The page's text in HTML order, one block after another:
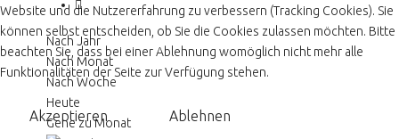
Nach Jahr
Nach Monat
Nach Woche
Heute
Gehe zu Monat
Website und die Nutzererfahrung zu verbessern (Tracking Cookies). Sie
können selbst entscheiden, ob Sie die Cookies zulassen möchten. Bitte
beachten Sie, dass bei einer Ablehnung womöglich nicht mehr alle
Funktionalitäten der Seite zur Verfügung stehen.
Akzeptieren Ablehnen